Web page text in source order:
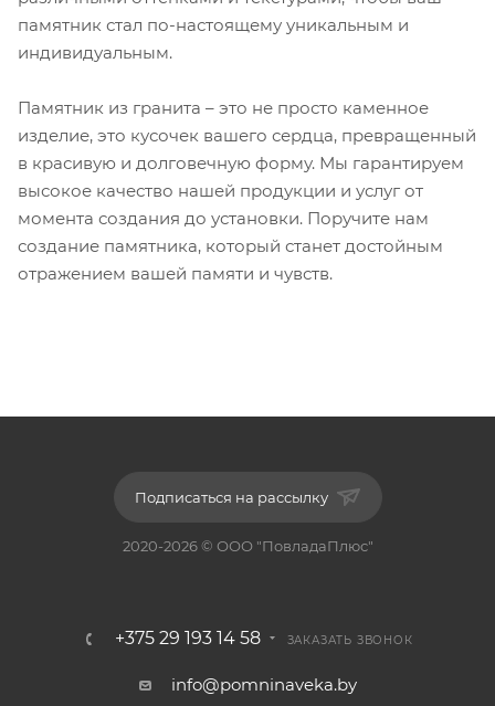
памятник стал по-настоящему уникальным и
индивидуальным.
Памятник из гранита – это не просто каменное
изделие, это кусочек вашего сердца, превращенный
в красивую и долговечную форму. Мы гарантируем
высокое качество нашей продукции и услуг от
момента создания до установки. Поручите нам
создание памятника, который станет достойным
отражением вашей памяти и чувств.
Подписаться на рассылку
2020-2026 © ООО "ПовладаПлюс"
+375 29 193 14 58 ЗАКАЗАТЬ ЗВОНОК
info@pomninaveka.by